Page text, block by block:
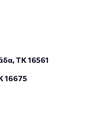
ΤΚ 16561
16675